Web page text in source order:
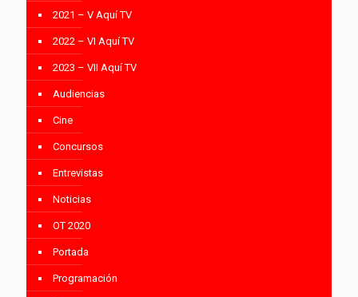
2021 – V Aquí TV
2022 – VI Aquí TV
2023 – VII Aquí TV
Audiencias
Cine
Concursos
Entrevistas
Noticias
OT 2020
Portada
Programación